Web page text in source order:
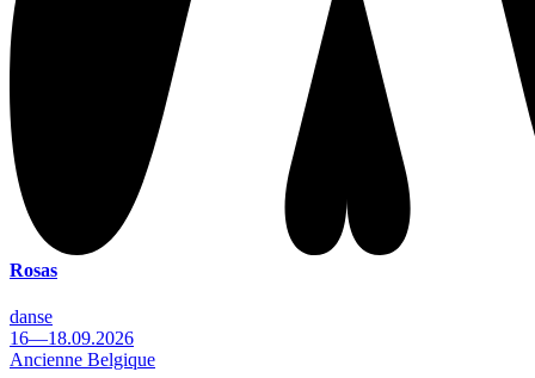
Rosas
danse
16—18.09.2026
Ancienne Belgique